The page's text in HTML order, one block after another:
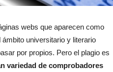
webs que aparecen como
universitario y literario
por propios. Pero el plagio es
variedad de comprobadores